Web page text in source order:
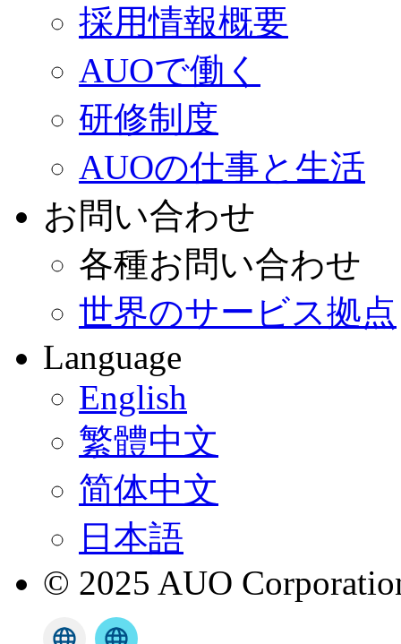
採用情報概要
AUOで働く
研修制度
AUOの仕事と生活
お問い合わせ
各種お問い合わせ
世界のサービス拠点
Language
English
繁體中文
简体中文
日本語
© 2025 AUO